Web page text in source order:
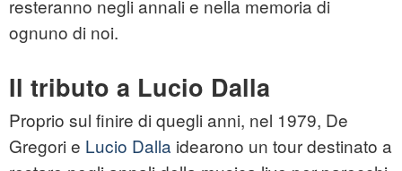
resteranno negli annali e nella memoria di
ognuno di noi.
Il tributo a Lucio Dalla
Proprio sul finire di quegli anni, nel 1979, De
Gregori e Lucio Dalla idearono un tour destinato a